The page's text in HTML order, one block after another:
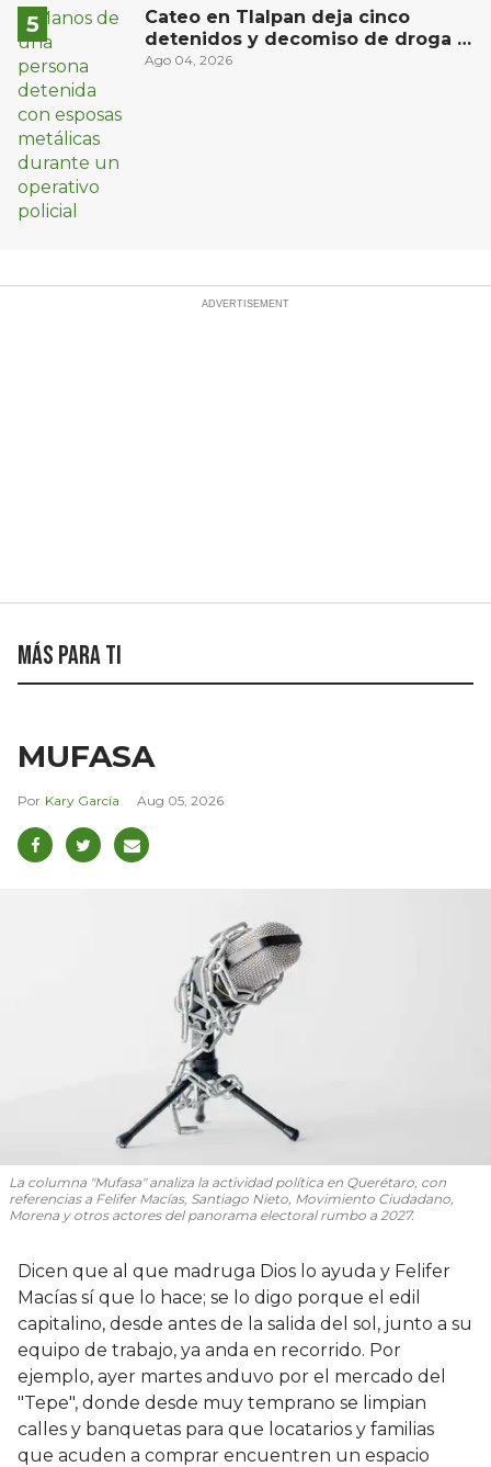
Cateo en Tlalpan deja cinco
detenidos y decomiso de droga y
un arma
Ago 04, 2026
Más para ti
MUFASA
Kary García Aug 05, 2026
La columna "Mufasa" analiza la actividad política en Querétaro, con
referencias a Felifer Macías, Santiago Nieto, Movimiento Ciudadano,
Morena y otros actores del panorama electoral rumbo a 2027.
Dicen que al que madruga Dios lo ayuda y Felifer
Macías sí que lo hace; se lo digo porque el edil
capitalino, desde antes de la salida del sol, junto a su
equipo de trabajo, ya anda en recorrido. Por
ejemplo, ayer martes anduvo por el mercado del
"Tepe", donde desde muy temprano se limpian
calles y banquetas para que locatarios y familias
que acuden a comprar encuentren un espacio